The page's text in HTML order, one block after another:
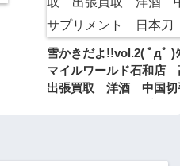
雪かきだよ!!vol.2( ﾟдﾟ
マイルワールド石和
出張買取 洋酒 中国